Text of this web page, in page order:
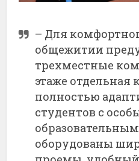
– Для
общежитии
трехместные
этаже отдельная
полностью
студентов с
оборудованы